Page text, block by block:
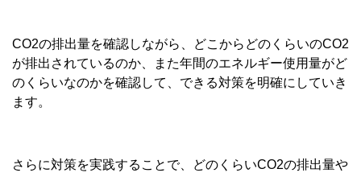
CO2の排出量を確認しながら、どこからどのくらいのCO2
が排出されているのか、また年間のエネルギー使用量がど
のくらいなのかを確認して、できる対策を明確にしていき
ます。
さらに対策を実践することで、どのくらいCO2の排出量や